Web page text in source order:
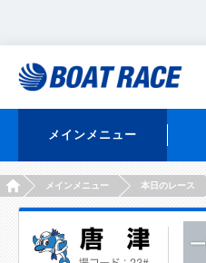
メインメニュー
HOMEメインメニュー 本日のレース